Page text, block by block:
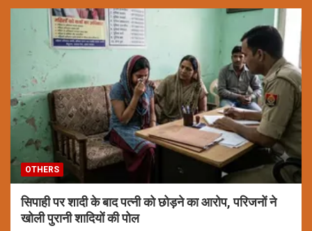
OTHERS
सिपाही पर शादी के बाद पत्नी को छोड़ने का आरोप, परिजनों ने
खोली पुरानी शादियों की पोल